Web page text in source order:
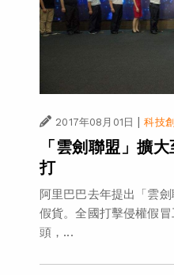
2017年08月01日 | 科技
「雲劍聯盟」擴
打
阿里巴巴去年提出「雲
假貨。全國打擊侵權假
頭，...